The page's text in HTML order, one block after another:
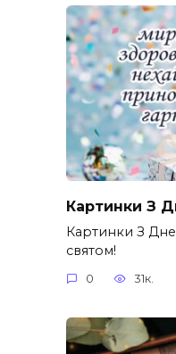
Картинки З
Картинки З
святом!
0 31к.